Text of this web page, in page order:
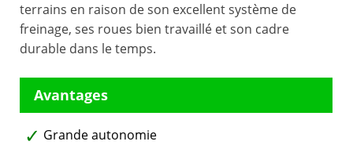
terrains en raison de son excellent système de
freinage, ses roues bien travaillé et son cadre
durable dans le temps.
Grande autonomie